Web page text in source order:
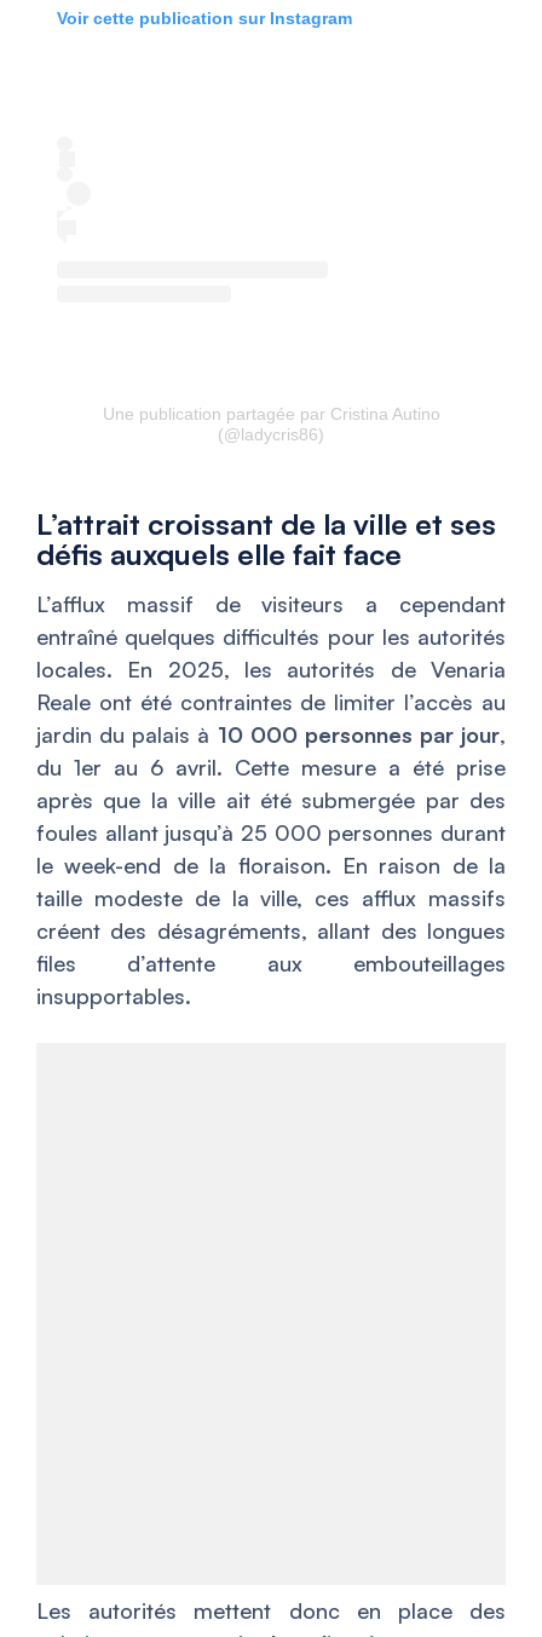
Voir cette publication sur Instagram
Une publication partagée par Cristina Autino
(@ladycris86)
L’attrait croissant de la ville et ses
défis auxquels elle fait face
L’afflux massif de visiteurs a cependant
entraîné quelques difficultés pour les autorités
locales. En 2025, les autorités de Venaria
Reale ont été contraintes de limiter l’accès au
jardin du palais à 10 000 personnes par jour,
du 1er au 6 avril. Cette mesure a été prise
après que la ville ait été submergée par des
foules allant jusqu’à 25 000 personnes durant
le week-end de la floraison. En raison de la
taille modeste de la ville, ces afflux massifs
créent des désagréments, allant des longues
files d’attente aux embouteillages
insupportables.
Les autorités mettent donc en place des